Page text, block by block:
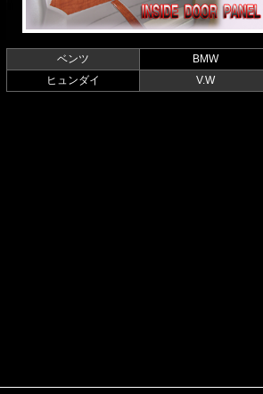
ベンツ BMW
ヒュンダイ
V.W